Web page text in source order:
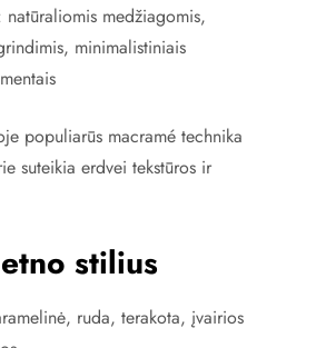
natūraliomis medžiagomis,
minimalistiniais
populiarūs macramé technika
suteikia erdvei tekstūros ir
stilius
ruda, terakota, įvairios